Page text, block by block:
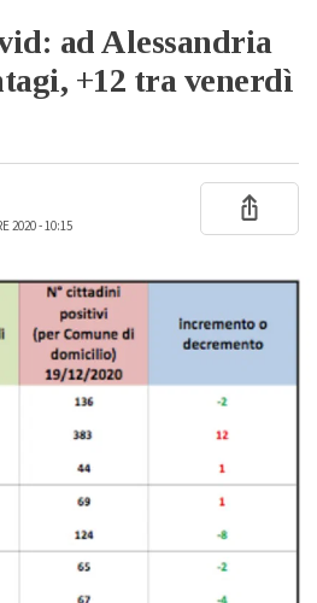
ad Alessandria
+12 tra venerdì
2020 - 10:15